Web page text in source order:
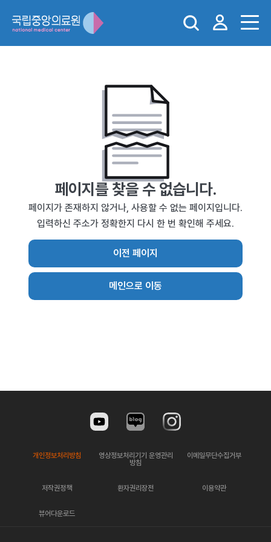
페이지를 찾을 수 없습니다.
페이지가 존재하지 않거나, 사용할 수 없는 페이지입니다.
입력하신 주소가 정확한지 다시 한 번 확인해 주세요.
이전 페이지
메인으로 이동
개인정보처리방침
영상정보처리기기 운영관리
방침
이메일무단수집거부
저작권정책 환자권리장전 이용약관
뷰어다운로드